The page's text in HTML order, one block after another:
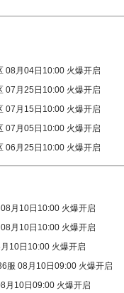
08月04日10:00 火爆开启
07月25日10:00 火爆开启
07月15日10:00 火爆开启
07月05日10:00 火爆开启
06月25日10:00 火爆开启
月10日10:00 火爆开启
月10日10:00 火爆开启
10日10:00 火爆开启
服 08月10日09:00 火爆开启
月10日09:00 火爆开启